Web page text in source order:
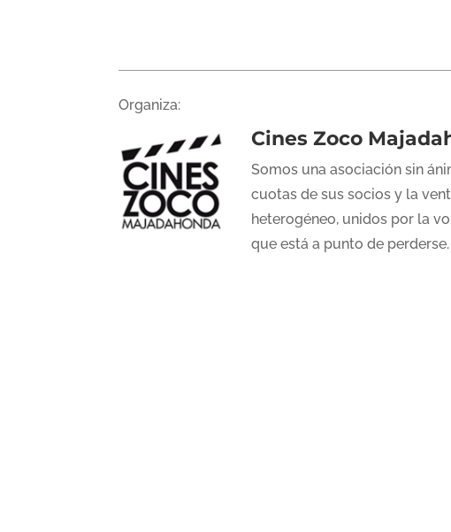
Organiza:
Cines Zoco
Somos una asociación sin
cuotas de sus socios y la
heterogéneo, unidos por la
que está a punto de perderse.